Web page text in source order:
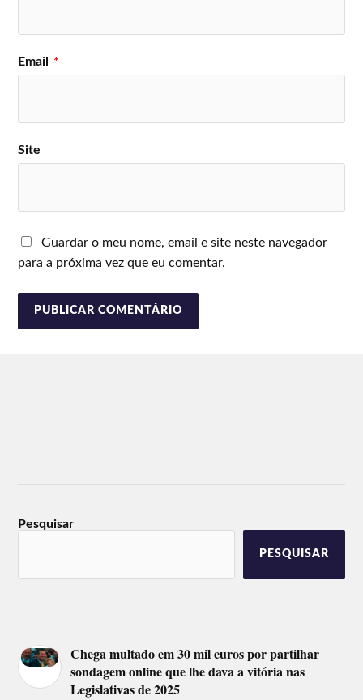
Email *
Site
Guardar o meu nome, email e site neste navegador
para a próxima vez que eu comentar.
Pesquisar
PESQUISAR
Chega multado em 30 mil euros por partilhar
sondagem online que lhe dava a vitória nas
Legislativas de 2025